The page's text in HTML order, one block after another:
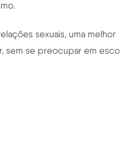
sexuais, uma melhor
sem se preocupar em